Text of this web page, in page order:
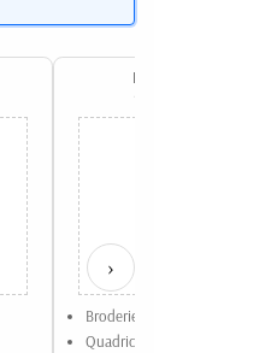
Position 4
100 x 70 mm
Broderie
Quadrichromie
›